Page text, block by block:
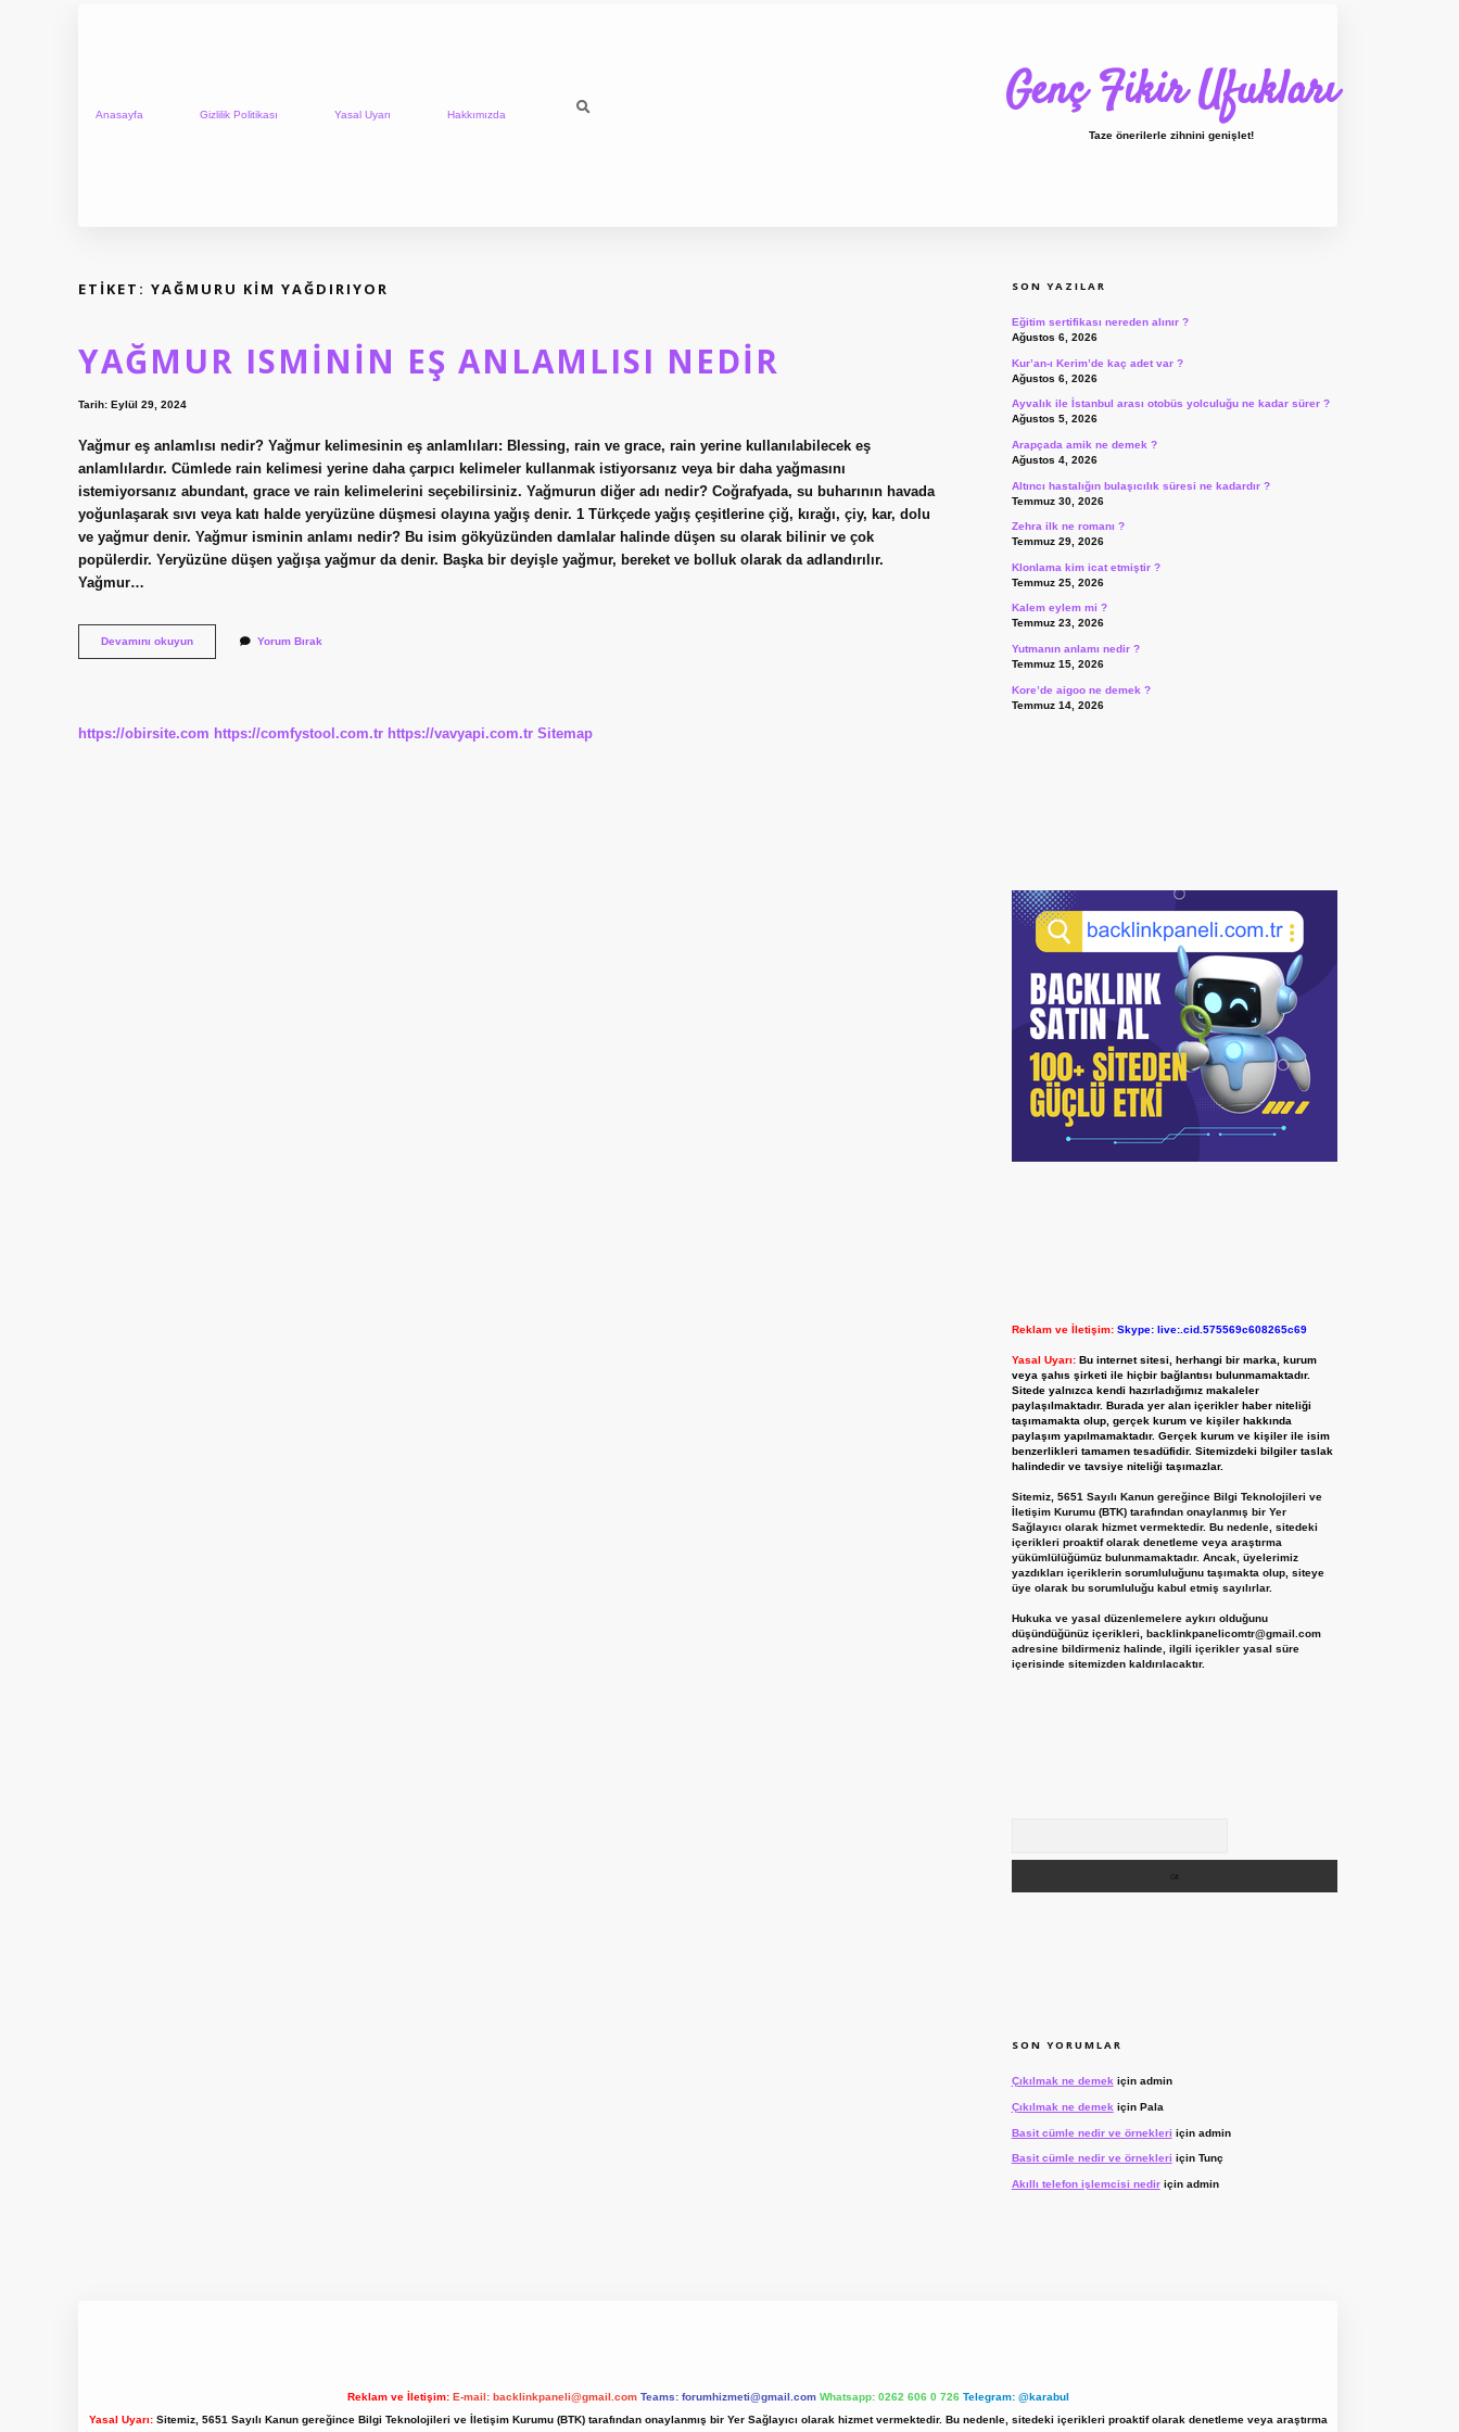
Anasayfa Gizlilik Politikası Yasal Uyarı Hakkımızda Genç Fikir Ufukları
Taze önerilerle zihnini genişlet!
ETIKET: YAĞMURU KIM YAĞDIRIYOR
YAĞMUR ISMININ EŞ ANLAMLISI NEDIR
Tarih: Eylül 29, 2024
Yağmur eş anlamlısı nedir? Yağmur kelimesinin eş anlamlıları: Blessing, rain ve grace, rain yerine kullanılabilecek eş
anlamlılardır. Cümlede rain kelimesi yerine daha çarpıcı kelimeler kullanmak istiyorsanız veya bir daha yağmasını
istemiyorsanız abundant, grace ve rain kelimelerini seçebilirsiniz. Yağmurun diğer adı nedir? Coğrafyada, su buharının havada
yoğunlaşarak sıvı veya katı halde yeryüzüne düşmesi olayına yağış denir. 1 Türkçede yağış çeşitlerine çiğ, kırağı, çiy, kar, dolu
ve yağmur denir. Yağmur isminin anlamı nedir? Bu isim gökyüzünden damlalar halinde düşen su olarak bilinir ve çok
popülerdir. Yeryüzüne düşen yağışa yağmur da denir. Başka bir deyişle yağmur, bereket ve bolluk olarak da adlandırılır.
Yağmur…
Devamını okuyunYağmur
Isminin
Yorum Bırak
https://obirsite.com https://comfystool.com.tr https://vavyapi.com.tr Sitemap
SON YAZILAR
Eğitim sertifikası nereden alınır ?
Ağustos 6, 2026
Kur’an-ı Kerim’de kaç adet var ?
Ağustos 6, 2026
Ayvalık ile İstanbul arası otobüs yolculuğu ne kadar sürer ?
Ağustos 5, 2026
Arapçada amik ne demek ?
Ağustos 4, 2026
Altıncı hastalığın bulaşıcılık süresi ne kadardır ?
Temmuz 30, 2026
Zehra ilk ne romanı ?
Temmuz 29, 2026
Klonlama kim icat etmiştir ?
Temmuz 25, 2026
Kalem eylem mi ?
Temmuz 23, 2026
Yutmanın anlamı nedir ?
Temmuz 15, 2026
Kore’de aigoo ne demek ?
Temmuz 14, 2026
Reklam ve İletişim: Skype: live:.cid.575569c608265c69
Yasal Uyarı: Bu internet sitesi, herhangi bir marka, kurum
veya şahıs şirketi ile hiçbir bağlantısı bulunmamaktadır.
Sitede yalnızca kendi hazırladığımız makaleler
paylaşılmaktadır. Burada yer alan içerikler haber niteliği
taşımamakta olup, gerçek kurum ve kişiler hakkında
paylaşım yapılmamaktadır. Gerçek kurum ve kişiler ile isim
benzerlikleri tamamen tesadüfidir. Sitemizdeki bilgiler taslak
halindedir ve tavsiye niteliği taşımazlar.
Sitemiz, 5651 Sayılı Kanun gereğince Bilgi Teknolojileri ve
İletişim Kurumu (BTK) tarafından onaylanmış bir Yer
Sağlayıcı olarak hizmet vermektedir. Bu nedenle, sitedeki
içerikleri proaktif olarak denetleme veya araştırma
yükümlülüğümüz bulunmamaktadır. Ancak, üyelerimiz
yazdıkları içeriklerin sorumluluğunu taşımakta olup, siteye
üye olarak bu sorumluluğu kabul etmiş sayılırlar.
Hukuka ve yasal düzenlemelere aykırı olduğunu
düşündüğünüz içerikleri, backlinkpanelicomtr@gmail.com
adresine bildirmeniz halinde, ilgili içerikler yasal süre
içerisinde sitemizden kaldırılacaktır.
SON YORUMLAR
Çıkılmak ne demekiçin admin
Çıkılmak ne demek için Pala
Basit cümle nedir ve örnekleri için admin
Basit cümle nedir ve örnekleri için Tunç
Akıllı telefon işlemcisi nediriçin admin
Reklam ve İletişim: E-mail: backlinkpaneli@gmail.com Teams: forumhizmeti@gmail.com Whatsapp: 0262 606 0 726 Telegram: @karabul
Yasal Uyarı:Sitemiz, 5651 Sayılı Kanun gereğince Bilgi Teknolojileri ve İletişim Kurumu (BTK) tarafından onaylanmış bir Yer Sağlayıcı olarak hizmet vermektedir. Bu nedenle, sitedeki içerikleri proaktif olarak denetleme veya araştırma